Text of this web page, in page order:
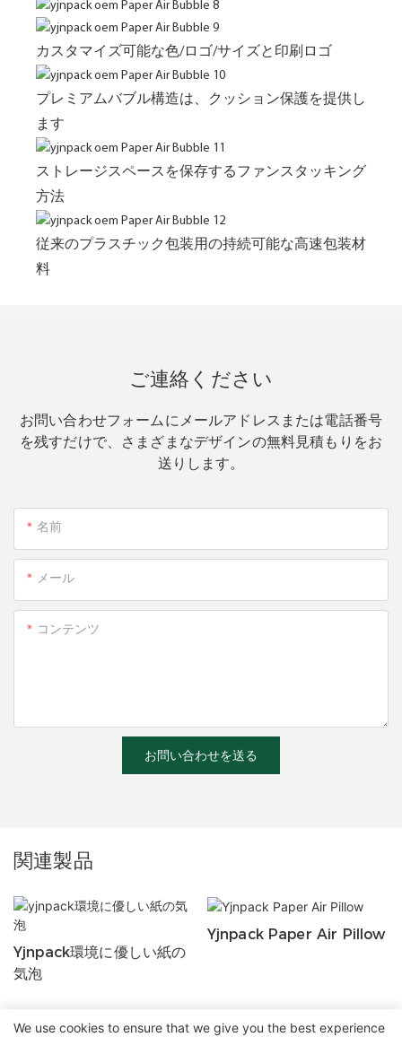
カスタマイズ可能な色/ロゴ/サイズと印刷ロゴ
プレミアムバブル構造は、クッション保護を提供し
ます
ストレージスペースを保存するファンスタッキング
方法
従来のプラスチック包装用の持続可能な高速包装材
料
ご連絡ください
お問い合わせフォームにメールアドレスまたは電話番号
を残すだけで、さまざまなデザインの無料見積もりをお
送りします。
名前
メール
コンテンツ
お問い合わせを送る
関連製品
Yjnpack環境に優しい紙の
気泡
Yjnpack Paper Air Pillow
We use cookies to ensure that we give you the best experience